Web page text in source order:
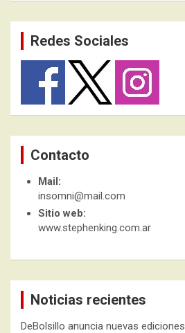
Redes Sociales
Contacto
Mail:
insomni@mail.com
Sitio web:
www.stephenking.com.ar
Noticias recientes
DeBolsillo anuncia nuevas ediciones